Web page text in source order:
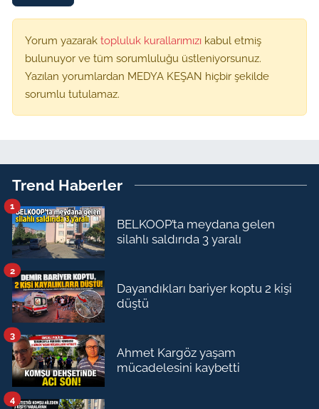
Yorum yazarak topluluk kurallarımızı kabul etmiş
bulunuyor ve tüm sorumluluğu üstleniyorsunuz.
Yazılan yorumlardan MEDYA KEŞAN hiçbir şekilde
sorumlu tutulamaz.
Trend Haberler
BELKOOP’ta meydana gelen
silahlı saldırıda 3 yaralı
1
Dayandıkları bariyer koptu 2 kişi
düştü
2
Ahmet Kargöz yaşam
mücadelesini kaybetti
3
4